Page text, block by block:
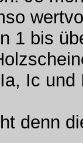
1 bis
Ic und
denn